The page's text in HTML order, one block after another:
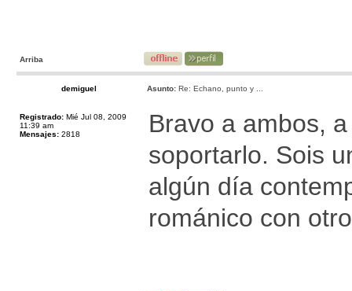
Arriba
demiguel Asunto: Re: Echano, punto y ...
Registrado: Mié Jul 08, 2009
11:39 am
Mensajes: 2818
Bravo a ambos,
soportarlo. Sois
algún día
románico con